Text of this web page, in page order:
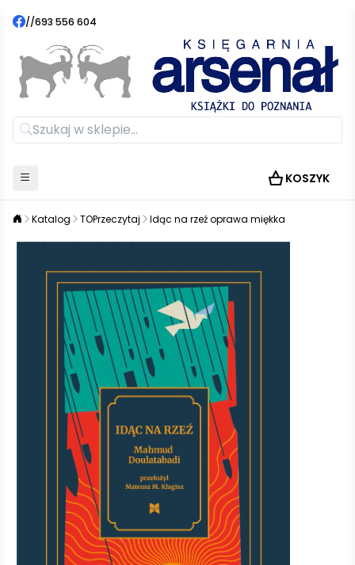
//693 556 604
KOSZYK
Katalog TOPrzeczytaj Idąc na rzeź oprawa miękka